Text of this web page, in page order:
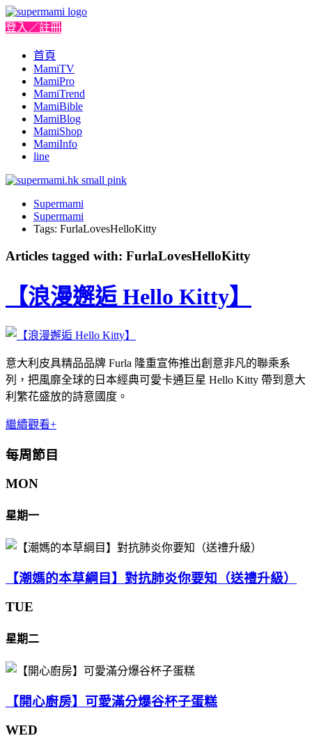
登入／註冊
首頁
MamiTV
MamiPro
MamiTrend
MamiBible
MamiBlog
MamiShop
MamiInfo
line
Supermami
Supermami
Tags: FurlaLovesHelloKitty
Articles tagged with: FurlaLovesHelloKitty
【浪漫邂逅 Hello Kitty】
意大利皮具精品品牌 Furla 隆重宣佈推出創意非凡的聯乘系
列，把風靡全球的日本經典可愛卡通巨星 Hello Kitty 帶到意大
利繁花盛放的詩意國度。
繼續觀看+
每周節目
MON
星期一
【潮媽的本草綱目】對抗肺炎你要知（送禮升級）
TUE
星期二
【開心廚房】可愛滿分爆谷杯子蛋糕
WED